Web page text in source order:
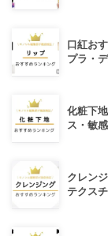
口紅お
プラ・
化粧下
ス・敏
クレン
テクス